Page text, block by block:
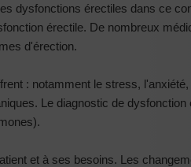
dysfonctions érectiles dans ce
érectile. De nombreux
d'érection.
: notamment le stress,
Le diagnostic de
et à ses besoins. Les